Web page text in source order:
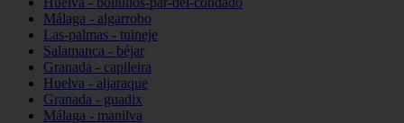
Málaga - algarrobo
Las-palmas - tuineje
Salamanca - béjar
Granada - capileira
Huelva - aljaraque
Granada - guadix
Málaga - manilva